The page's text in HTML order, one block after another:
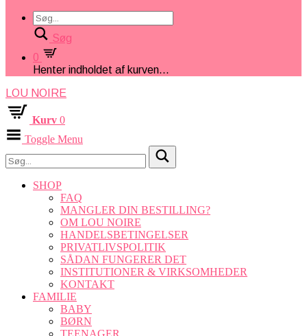
Søg
0
Henter indholdet af kurven...
LOU NOIRE
Kurv 0
Toggle Menu
SHOP
FAQ
MANGLER DIN BESTILLING?
OM LOU NOIRE
HANDELSBETINGELSER
PRIVATLIVSPOLITIK
SÅDAN FUNGERER DET
INSTITUTIONER & VIRKSOMHEDER
KONTAKT
FAMILIE
BABY
BØRN
TEENAGER